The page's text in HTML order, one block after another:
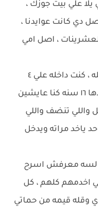
يلا علي بيت جوزك ،
دي كانت عوايدنا ،
، اصل امي
اتجوزت ابوكي ودخلت في بيت عيله ، كنت داخله علي ٤
سلايف اكبر واحده فيهم كان عندها ١٦ سنه كنا عايشين
تنضف واللي
ياخد مراته ويدخل
لسه معرفش اسرح
كلهم ، كل
وقله قيمه من حماتي